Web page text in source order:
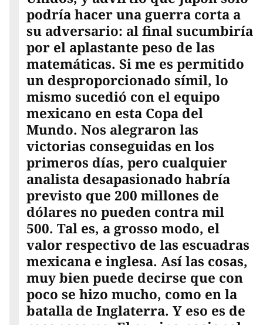
podría hacer una guerra corta a
su adversario: al final sucumbiría
por el aplastante peso de las
matemáticas. Si me es permitido
un desproporcionado símil, lo
mismo sucedió con el equipo
mexicano en esta Copa del
Mundo. Nos alegraron las
victorias conseguidas en los
primeros días, pero cualquier
analista desapasionado habría
previsto que 200 millones de
dólares no pueden contra mil
500. Tal es, a grosso modo, el
valor respectivo de las escuadras
mexicana e inglesa. Así las cosas,
muy bien puede decirse que con
poco se hizo mucho, como en la
batalla de Inglaterra. Y eso es de